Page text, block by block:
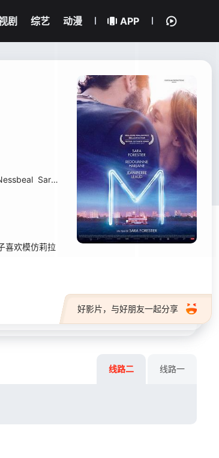
剧 综艺 动漫 APP
Sarah Aj Kader Bouallaga Isabelle Caillat
喜欢模仿莉拉
好影片，与好朋友一起分享
线路二 线路一